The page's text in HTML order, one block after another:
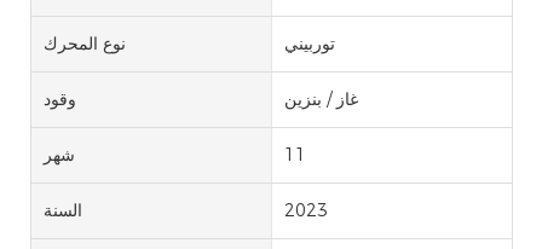
نوع المحرك توربيني
وقود غاز / بنزين
شهر 11
السنة 2023